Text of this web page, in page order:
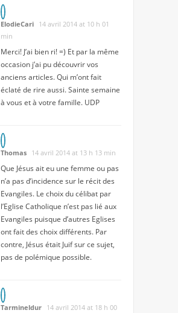
ElodieCari 14 avril 2014 at 10 h 01
min
Merci! J’ai bien ri! =) Et par la même
occasion j’ai pu découvrir vos
anciens articles. Qui m’ont fait
éclaté de rire aussi. Sainte semaine
à vous et à votre famille. UDP
Thomas 14 avril 2014 at 13 h 13 min
Que Jésus ait eu une femme ou pas
n’a pas d’incidence sur le récit des
Evangiles. Le choix du célibat par
l’Eglise Catholique n’est pas lié aux
Evangiles puisque d’autres Eglises
ont fait des choix différents. Par
contre, Jésus était Juif sur ce sujet,
pas de polémique possible.
Tarmineldur 14 avril 2014 at 18 h 00